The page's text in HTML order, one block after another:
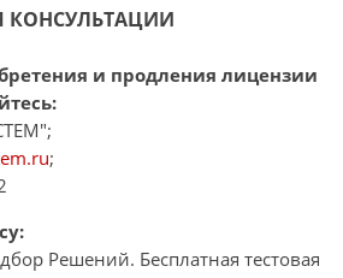
КОНСУЛЬТАЦИИ
и продления лицензии
;
Решений. Бесплатная тестовая